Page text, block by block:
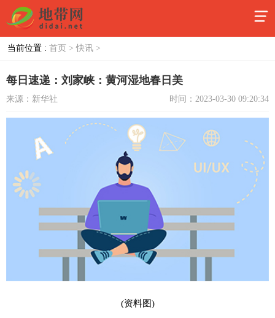
当前位置 : 首页 >快讯 >
每日速递：刘家峡：黄河湿地春日美
来源：新华社 时间：2023-03-30 09:20:34
(资料图)